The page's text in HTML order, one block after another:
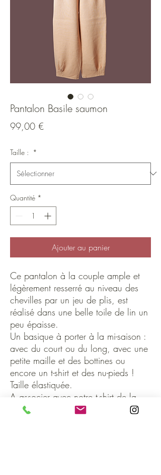
Pantalon Basile saumon
99,00 €
Taille : *
Quantité *
Ajouter au panier
Ce pantalon à la couple ample et
légèrement resserré au niveau des
chevilles par un jeu de plis, est
réalisé dans une belle toile de lin un
peu épaisse.
Un basique à porter à la mi-saison :
avec du court ou du long, avec une
petite maille et des bottines ou
encore un t-shirt et des nu-pieds !
Taille élastiquée.
A associer avec notre t-shirt de la
gamme Céleste ou la blouse Sidonie